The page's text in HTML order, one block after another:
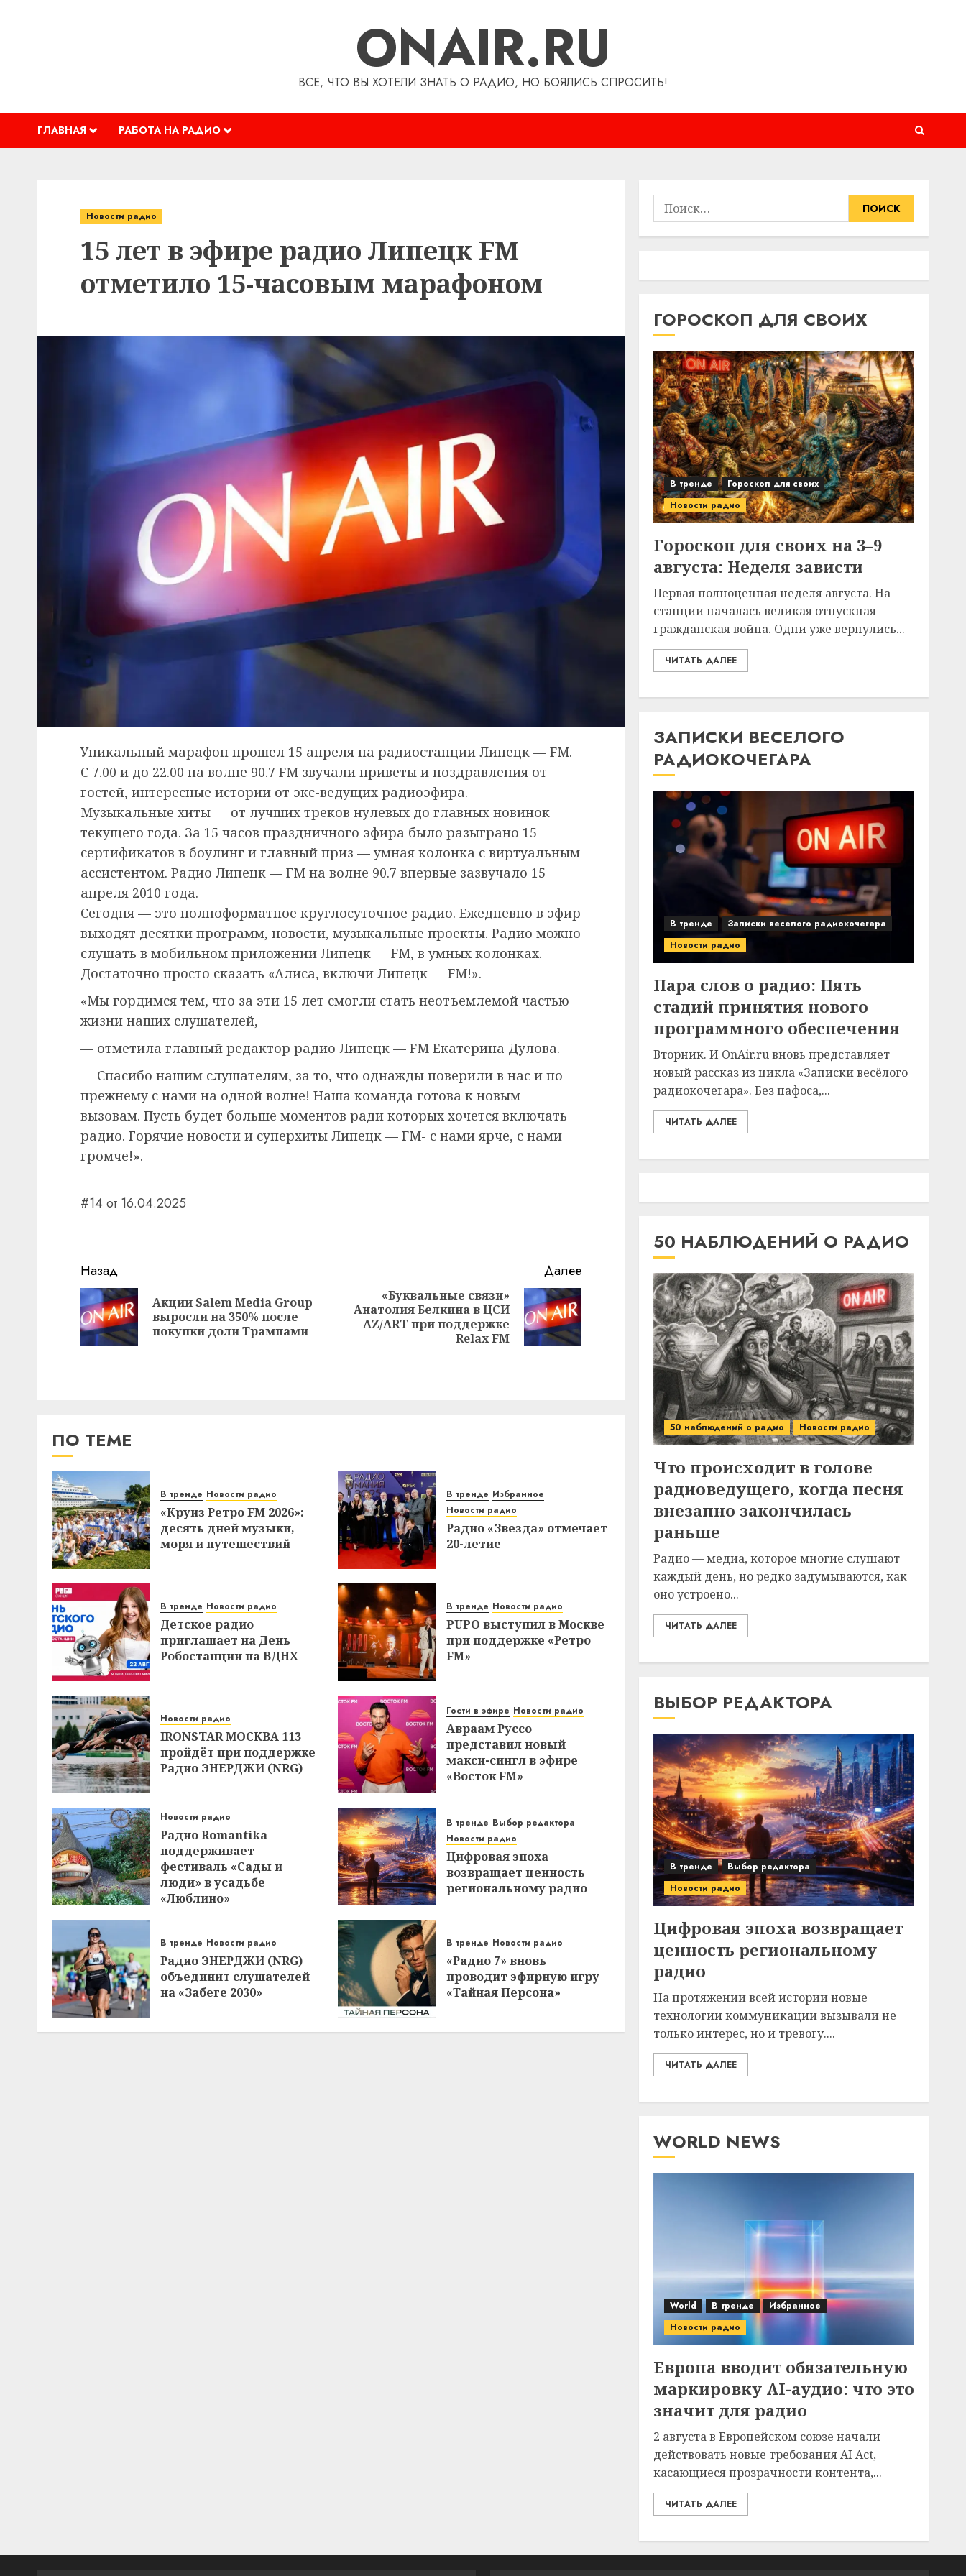
ONAIR.RU
ВСЕ, ЧТО ВЫ ХОТЕЛИ ЗНАТЬ О РАДИО, НО БОЯЛИСЬ СПРОСИТЬ!
ГЛАВНАЯ РАБОТА НА РАДИО
Новости радио
15 лет в эфире радио Липецк FM
отметило 15-часовым марафоном
Уникальный марафон прошел 15 апреля на радиостанции Липецк — FM.
С 7.00 и до 22.00 на волне 90.7 FM звучали приветы и поздравления от
гостей, интересные истории от экс-ведущих радиоэфира.
Музыкальные хиты — от лучших треков нулевых до главных новинок
текущего года. За 15 часов праздничного эфира было разыграно 15
сертификатов в боулинг и главный приз — умная колонка с виртуальным
ассистентом. Радио Липецк — FM на волне 90.7 впервые зазвучало 15
апреля 2010 года.
Сегодня — это полноформатное круглосуточное радио. Ежедневно в эфир
выходят десятки программ, новости, музыкальные проекты. Радио можно
слушать в мобильном приложении Липецк — FM, в умных колонках.
Достаточно просто сказать «Алиса, включи Липецк — FM!».
«Мы гордимся тем, что за эти 15 лет смогли стать неотъемлемой частью
жизни наших слушателей,
— отметила главный редактор радио Липецк — FM Екатерина Дулова.
— Спасибо нашим слушателям, за то, что однажды поверили в нас и по-
прежнему с нами на одной волне! Наша команда готова к новым
вызовам. Пусть будет больше моментов ради которых хочется включать
радио. Горячие новости и суперхиты Липецк — FM- с нами ярче, с нами
громче!».
#14 от 16.04.2025
Навигация
записи
Назад
Предыдущая
запись:
Акции Salem Media Group
выросли на 350% после
покупки доли Трампами
Далее
Следующая
запись:
«Буквальные связи»
Анатолия Белкина в ЦСИ
AZ/ART при поддержке
Relax FM
ПО ТЕМЕ
В тренде Новости радио
«Круиз Ретро FM 2026»:
десять дней музыки,
моря и путешествий
В тренде Избранное
Новости радио
Радио «Звезда» отмечает
20-летие
В тренде Новости радио
Детское радио
приглашает на День
Робостанции на ВДНХ
В тренде Новости радио
PUPO выступил в Москве
при поддержке «Ретро
FM»
Новости радио
IRONSTAR МОСКВА 113
пройдёт при поддержке
Радио ЭНЕРДЖИ (NRG)
Гости в эфире Новости радио
Авраам Руссо
представил новый
макси-сингл в эфире
«Восток FM»
Новости радио
Радио Romantika
поддерживает
фестиваль «Сады и
люди» в усадьбе
«Люблино»
В тренде Выбор редактора
Новости радио
Цифровая эпоха
возвращает ценность
региональному радио
В тренде Новости радио
Радио ЭНЕРДЖИ (NRG)
объединит слушателей
на «Забеге 2030»
В тренде Новости радио
«Радио 7» вновь
проводит эфирную игру
«Тайная Персона»
Найти:
ГОРОСКОП ДЛЯ СВОИХ
В тренде
Гороскоп для своих
Новости радио
Гороскоп для своих на 3–9
августа: Неделя зависти
Первая полноценная неделя августа. На
станции началась великая отпускная
гражданская война. Одни уже вернулись...
ЧИТАТЬ ДАЛЕЕ
ЗАПИСКИ ВЕСЕЛОГО
РАДИОКОЧЕГАРА
В тренде
Записки веселого радиокочегара
Новости радио
Пара слов о радио: Пять
стадий принятия нового
программного обеспечения
Вторник. И OnAir.ru вновь представляет
новый рассказ из цикла «Записки весёлого
радиокочегара». Без пафоса,...
ЧИТАТЬ ДАЛЕЕ
50 НАБЛЮДЕНИЙ О РАДИО
50 наблюдений о радио Новости радио
Что происходит в голове
радиоведущего, когда песня
внезапно закончилась
раньше
Радио — медиа, которое многие слушают
каждый день, но редко задумываются, как
оно устроено...
ЧИТАТЬ ДАЛЕЕ
ВЫБОР РЕДАКТОРА
В тренде
Выбор редактора
Новости радио
Цифровая эпоха возвращает
ценность региональному
радио
На протяжении всей истории новые
технологии коммуникации вызывали не
только интерес, но и тревогу....
ЧИТАТЬ ДАЛЕЕ
WORLD NEWS
World В тренде
Избранное
Новости радио
Европа вводит обязательную
маркировку AI-аудио: что это
значит для радио
2 августа в Европейском союзе начали
действовать новые требования AI Act,
касающиеся прозрачности контента,...
ЧИТАТЬ ДАЛЕЕ